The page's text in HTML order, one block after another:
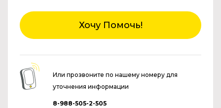
Хочу Помочь!
Или прозвоните по нашему номеру для
уточнения информации
8-988-505-2-505